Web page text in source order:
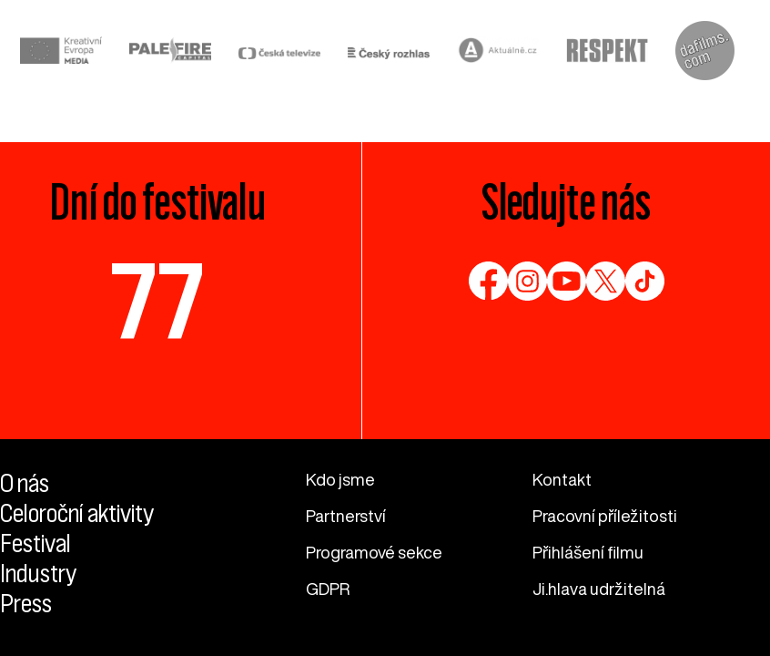
Dní do festivalu
77
Sledujte nás
O nás
Celoroční aktivity
Festival
Industry
Press
Kdo jsme Kontakt
Partnerství Pracovní příležitosti
Programové sekce Přihlášení filmu
GDPR Ji.hlava udržitelná